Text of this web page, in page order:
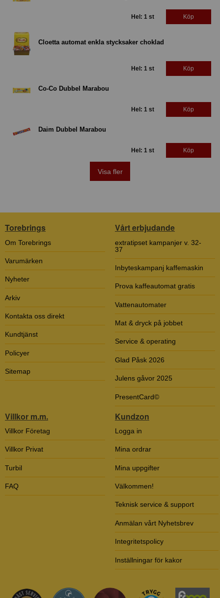
Hel: 1 st Köp
Cloetta automat enkla stycksaker choklad
Hel: 1 st Köp
Co-Co Dubbel Marabou
Hel: 1 st Köp
Daim Dubbel Marabou
Hel: 1 st Köp
Visa fler
Torebrings
Om Torebrings
Varumärken
Nyheter
Arkiv
Kontakta oss direkt
Kundtjänst
Policyer
Sitemap
Vårt erbjudande
extratipset kampanjer v. 32-
37
Inbyteskampanj kaffemaskin
Prova kaffeautomat gratis
Vattenautomater
Mat & dryck på jobbet
Service & operating
Glad Påsk 2026
Julens gåvor 2025
PresentCard©
Villkor m.m.
Villkor Företag
Villkor Privat
Turbil
FAQ
Kundzon
Logga in
Mina ordrar
Mina uppgifter
Välkommen!
Teknisk service & support
Anmälan vårt Nyhetsbrev
Integritetspolicy
Inställningar för kakor